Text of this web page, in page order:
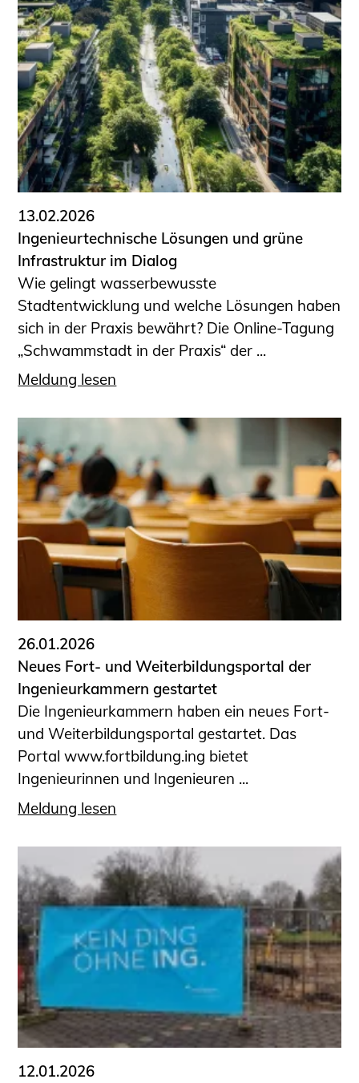
13.02.2026
Ingenieurtechnische Lösungen und grüne
Infrastruktur im Dialog
Wie gelingt wasserbewusste
Stadtentwicklung und welche Lösungen haben
sich in der Praxis bewährt? Die Online-Tagung
„Schwammstadt in der Praxis“ der ...
Meldung lesen
26.01.2026
Neues Fort- und Weiterbildungsportal der
Ingenieurkammern gestartet
Die Ingenieurkammern haben ein neues Fort-
und Weiterbildungsportal gestartet. Das
Portal www.fortbildung.ing bietet
Ingenieurinnen und Ingenieuren ...
Meldung lesen
12.01.2026